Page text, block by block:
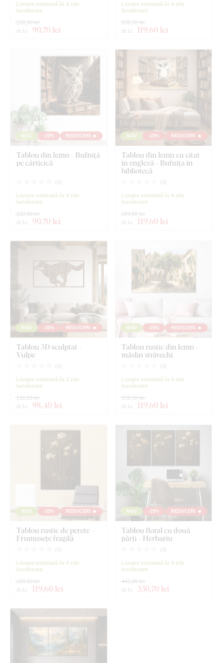
Livrare estimată în 4 zile
lucrătoare
de la 90,70 lei
120,90 lei
Livrare estimată în 4 zile
lucrătoare
de la 119,60 lei
159,50 lei
NOU -25% REDUCERI 🔥
Tablou din lemn - Bufniță
pe cărticică
( 0)
Livrare estimată în 4 zile
lucrătoare
de la 90,70 lei
120,90 lei
NOU -25% REDUCERI 🔥
Tablou din lemn cu citat
în engleză - Bufnița în
bibliotecă
( 0)
Livrare estimată în 4 zile
lucrătoare
de la 119,60 lei
159,50 lei
NOU -25% REDUCERI 🔥
Tablou 3D sculptat -
Vulpe
( 0)
Livrare estimată în 3 zile
lucrătoare
de la 98,40 lei
131,20 lei
NOU -25% REDUCERI 🔥
Tablou rustic din lemn -
măslin străvechi
( 0)
Livrare estimată în 4 zile
lucrătoare
de la 119,60 lei
159,50 lei
NOU -25% REDUCERI 🔥
Tablou rustic de perete -
Frumusețe fragilă
( 0)
Livrare estimată în 4 zile
lucrătoare
de la 119,60 lei
159,50 lei
NOU -25% REDUCERI 🔥
Tablou floral cu două
părți - Herbariu
( 0)
Livrare estimată în 4 zile
lucrătoare
de la 330,70 lei
441,00 lei